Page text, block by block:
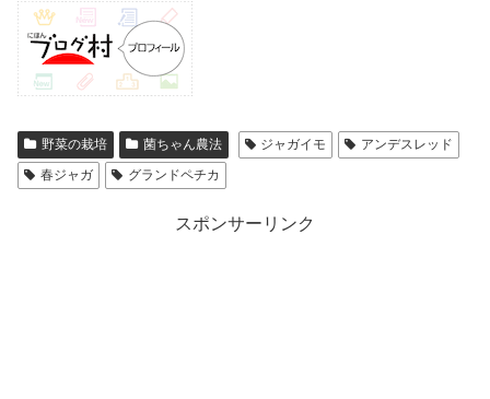
野菜の栽培 菌ちゃん農法 ジャガイモ
アンデスレッド
春ジャガ
グランドペチカ
スポンサーリンク